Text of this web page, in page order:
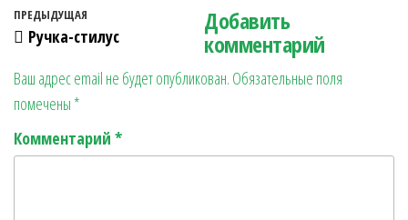
Навигация по записям
Предыдущая запись
ПРЕДЫДУЩАЯ
Ручка-стилус
Добавить
комментарий
Ваш адрес email не будет опубликован. Обязательные поля
помечены *
Комментарий *